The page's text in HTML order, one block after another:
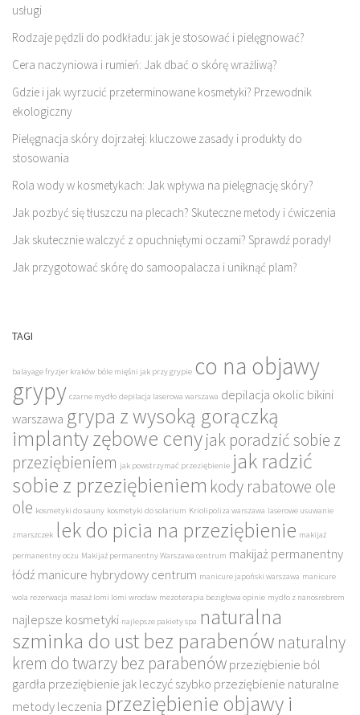
usługi
Rodzaje pędzli do podkładu: jak je stosować i pielęgnować?
Cera naczyniowa i rumień: Jak dbać o skórę wrażliwą?
Gdzie i jak wyrzucić przeterminowane kosmetyki? Przewodnik
ekologiczny
Pielęgnacja skóry dojrzałej: kluczowe zasady i produkty do
stosowania
Rola wody w kosmetykach: Jak wpływa na pielęgnację skóry?
Jak pozbyć się tłuszczu na plecach? Skuteczne metody i ćwiczenia
Jak skutecznie walczyć z opuchniętymi oczami? Sprawdź porady!
Jak przygotować skórę do samoopalacza i uniknąć plam?
TAGI
balayage fryzjer kraków bóle mięśni jak przy grypie co na objawy
grypy czarne mydło depilacja laserowa warszawa depilacja okolic bikini
warszawa grypa z wysoką gorączką
implanty zębowe cenyjak poradzić sobie z
przeziębieniem jak powstrzymać przeziębienie jak radzić
sobie z przeziębieniem kody rabatowe ole
ole kosmetyki do sauny kosmetyki do solarium Kriolipoliza warszawa laserowe usuwanie
zmarszczek lek do picia na przeziębienie makijaż
permanentny oczu Makijaż permanentny Warszawa centrum makijaż permanentny
łódź manicure hybrydowy centrum manicure japoński warszawa manicure
wola rezerwacja masaż lomi lomi wrocław mezoterapia bezigłowa opinie mydło z nanosrebrem
najlepsze kosmetyki najlepsze pakiety spa naturalna
szminka do ust bez parabenów naturalny
krem do twarzy bez parabenówprzeziębienie ból
gardła przeziębienie jak leczyć szybko przeziębienie naturalne
metody leczenia przeziębienie objawy i